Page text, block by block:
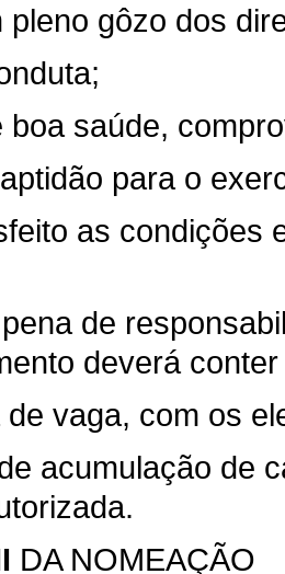
pleno gôzo dos
boa saúde,
para o
as condições
de
deverá
vaga, com os
acumulação de
DA NOMEAÇÃO